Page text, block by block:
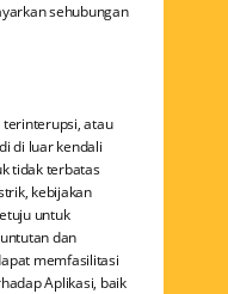
sehubungan
terinterupsi, atau
di luar kendali
tidak terbatas
kebijakan
untuk
dan
memfasilitasi
Aplikasi, baik